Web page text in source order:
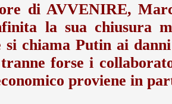
di AVVENIRE,
la sua chiusura
si chiama Putin ai
forse i
proviene in